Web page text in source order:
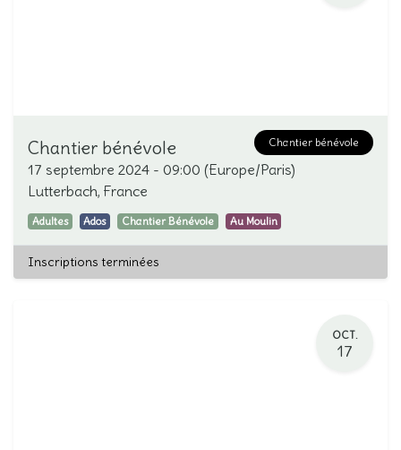
Chantier bénévole
Chantier bénévole
17 septembre 2024 - 09:00 (Europe/Paris)
Lutterbach, France
Adultes Ados Chantier Bénévole Au Moulin
Inscriptions terminées
OCT.
17